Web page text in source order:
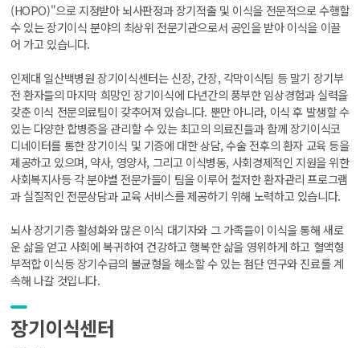
(HOPO)"으로 지정받아 뇌사판정과 장기적출 및 이식을 전문적으로 수행할
수 있는 장기이식 분야의 최상위 전문기관으로서 공인을 받아 이식을 이끌
어 가고 있습니다.
인제대 일산백병원 장기이식센터는 신장, 간장, 각막이식팀 등 말기 장기부
전 환자들의 마지막 희망인 장기이식에 다년간의 풍부한 임상경험과 실력을
갖춘 이식 전문의료팀이 갖추어져 있습니다. 뿐만 아니라, 이식 후 발생할 수
있는 다양한 합병증을 관리할 수 있는 최고의 의료진들과 함께 장기이식코
디네이터를 통한 장기이식 및 기증에 대한 상담, 수술 전후의 환자 교육 등을
제공하고 있으며, 약사, 영양사, 그리고 이식병동, 사회경제적인 지원을 위한
사회복지사등 각 분야별 전문가들이 팀을 이루어 철저한 환자관리 프로그램
과 실질적인 전문상담과 교육 서비스를 제공하기 위해 노력하고 있습니다.
뇌사 장기기증 활성화와 많은 이식 대기자와 그 가족들이 이식을 통해 새로
운 삶을 얻고 사회에 복귀하여 건강하고 행복한 삶을 영위하게 하고 혈액형
부적합 이식등 장기수급의 불균형을 해소할 수 있는 첨단 연구와 진료를 계
속해 나갈 것입니다.
장기이식센터